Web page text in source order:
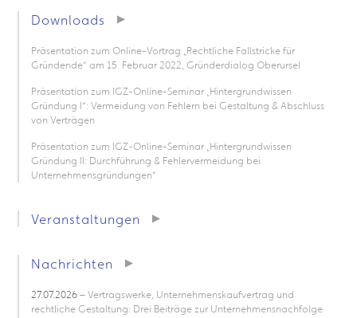
Downloads
Präsentation zum Online-Vortrag „Rechtliche Fallstricke für
Gründende“ am 15. Februar 2022, Gründerdialog Oberursel
Präsentation zum IGZ-Online-Seminar „Hintergrundwissen
Gründung I“: Vermeidung von Fehlern bei Gestaltung & Abschluss
von Verträgen
Präsentation zum IGZ-Online-Seminar „Hintergrundwissen
Gründung II: Durchführung & Fehlervermeidung bei
Unternehmensgründungen“
Veranstaltungen
Nachrichten
27.07.2026– Vertragswerke, Unternehmenskaufvertrag und
rechtliche Gestaltung: Drei Beiträge zur Unternehmensnachfolge